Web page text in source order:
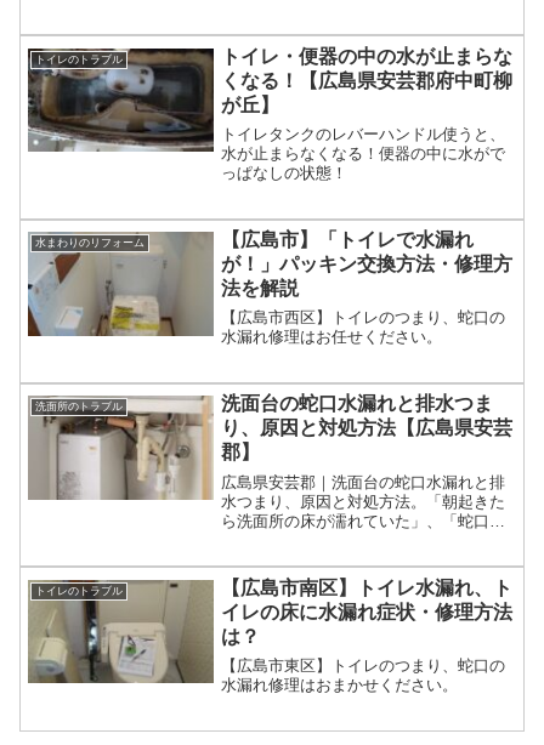
トイレのトラブル
トイレ・便器の中の水が止まらな
くなる！【広島県安芸郡府中町柳
が丘】
トイレタンクのレバーハンドル使うと、
水が止まらなくなる！便器の中に水がで
っぱなしの状態！
水まわりのリフォーム
【広島市】「トイレで水漏れ
が！」パッキン交換方法・修理方
法を解説
【広島市西区】トイレのつまり、蛇口の
水漏れ修理はお任せください。
洗面所のトラブル
洗面台の蛇口水漏れと排水つま
り、原因と対処方法【広島県安芸
郡】
広島県安芸郡｜洗面台の蛇口水漏れと排
水つまり、原因と対処方法。「朝起きた
ら洗面所の床が濡れていた」、「蛇口か
ど、洗面所の水漏れトラブルは意外に多
いものです。
トイレのトラブル
【広島市南区】トイレ水漏れ、ト
イレの床に水漏れ症状・修理方法
は？
【広島市東区】トイレのつまり、蛇口の
水漏れ修理はおまかせください。